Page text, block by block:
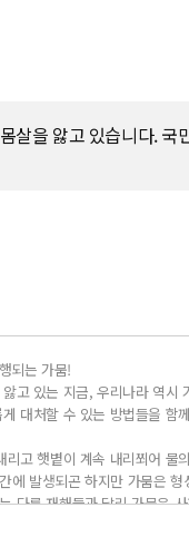
살을 앓고 있습니다.
되는 가뭄!
고 있는 지금, 우리나라 역시
대처할 수 있는 방법들을 함
고 햇볕이 계속 내리쬐어 물
에 발생되곤 하지만 가뭄은
다른 재해들과 달리 가뭄은